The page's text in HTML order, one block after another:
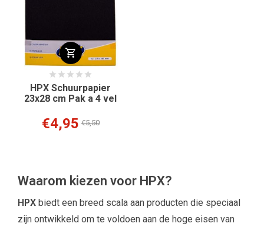
HPX Schuurpapier
23x28 cm Pak a 4 vel
€4,95 €5,50
Waarom kiezen voor HPX?
HPX biedt een breed scala aan producten die speciaal
zijn ontwikkeld om te voldoen aan de hoge eisen van